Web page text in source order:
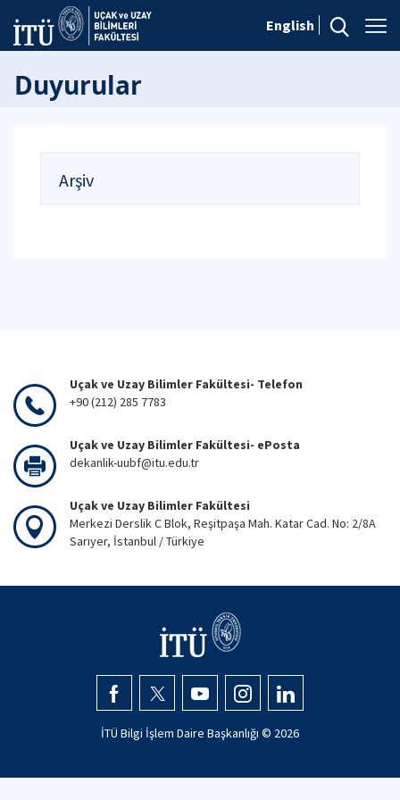
English
Duyurular
Arşiv
Uçak ve Uzay Bilimler Fakültesi- Telefon
+90 (212) 285 7783
Uçak ve Uzay Bilimler Fakültesi- ePosta
dekanlik-uubf@itu.edu.tr
Uçak ve Uzay Bilimler Fakültesi
Merkezi Derslik C Blok, Reşitpaşa Mah. Katar Cad. No: 2/8A
Sarıyer, İstanbul / Türkiye
İTÜ Bilgi İşlem Daire Başkanlığı © 2026